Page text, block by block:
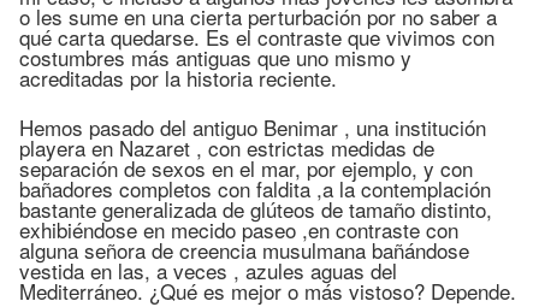
o les sume en una cierta perturbación por no saber a
qué carta quedarse. Es el contraste que vivimos con
costumbres más antiguas que uno mismo y
acreditadas por la historia reciente.
Hemos pasado del antiguo Benimar , una institución
playera en Nazaret , con estrictas medidas de
separación de sexos en el mar, por ejemplo, y con
bañadores completos con faldita ,a la contemplación
bastante generalizada de glúteos de tamaño distinto,
exhibiéndose en mecido paseo ,en contraste con
alguna señora de creencia musulmana bañándose
vestida en las, a veces , azules aguas del
Mediterráneo. ¿Qué es mejor o más vistoso? Depende.